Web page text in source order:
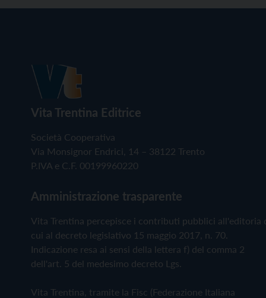
Vita Trentina Editrice
Società Cooperativa
Via Monsignor Endrici, 14 – 38122 Trento
P.IVA e C.F. 00199960220
Amministrazione trasparente
Vita Trentina percepisce i contributi pubblici all'editoria
cui al decreto legislativo 15 maggio 2017, n. 70.
Indicazione resa ai sensi della lettera f) del comma 2
dell'art. 5 del medesimo decreto Lgs.
Vita Trentina, tramite la Fisc (Federazione Italiana